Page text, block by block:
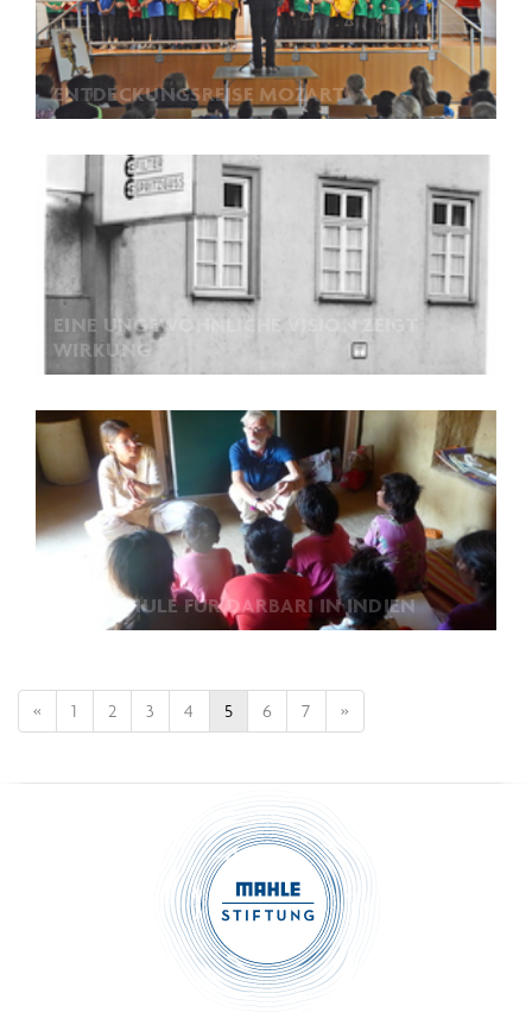
ENTDECKUNGSREISE MOZART
EINE UNGEWÖHNLICHE VISION ZEIGT
WIRKUNG
EINE SCHULE FÜR DARBARI IN INDIEN
« 1 2 3 4 5 6 7 »